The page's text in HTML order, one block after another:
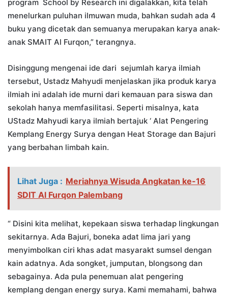
program School by Research ini digalakkan, kita telah
menelurkan puluhan ilmuwan muda, bahkan sudah ada 4
buku yang dicetak dan semuanya merupakan karya anak-
anak SMAIT Al Furqon,” terangnya.
Disinggung mengenai ide dari sejumlah karya ilmiah
tersebut, Ustadz Mahyudi menjelaskan jika produk karya
ilmiah ini adalah ide murni dari kemauan para siswa dan
sekolah hanya memfasilitasi. Seperti misalnya, kata
UStadz Mahyudi karya ilmiah bertajuk ‘ Alat Pengering
Kemplang Energy Surya dengan Heat Storage dan Bajuri
yang berbahan limbah kain.
Lihat Juga : Meriahnya Wisuda Angkatan ke-16
SDIT Al Furqon Palembang
“ Disini kita melihat, kepekaan siswa terhadap lingkungan
sekitarnya. Ada Bajuri, boneka adat lima jari yang
menyimbolkan ciri khas adat masyarakt sumsel dengan
kain adatnya. Ada songket, jumputan, blongsong dan
sebagainya. Ada pula penemuan alat pengering
kemplang dengan energy surya. Kami memahami, bahwa